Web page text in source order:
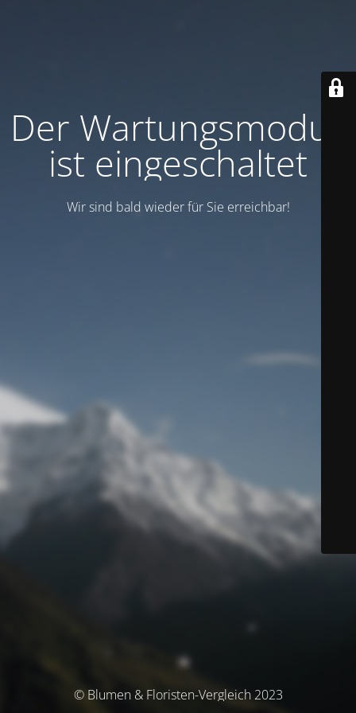
Der Wartungsmodus
ist eingeschaltet
Wir sind bald wieder für Sie erreichbar!
© Blumen & Floristen-Vergleich 2023